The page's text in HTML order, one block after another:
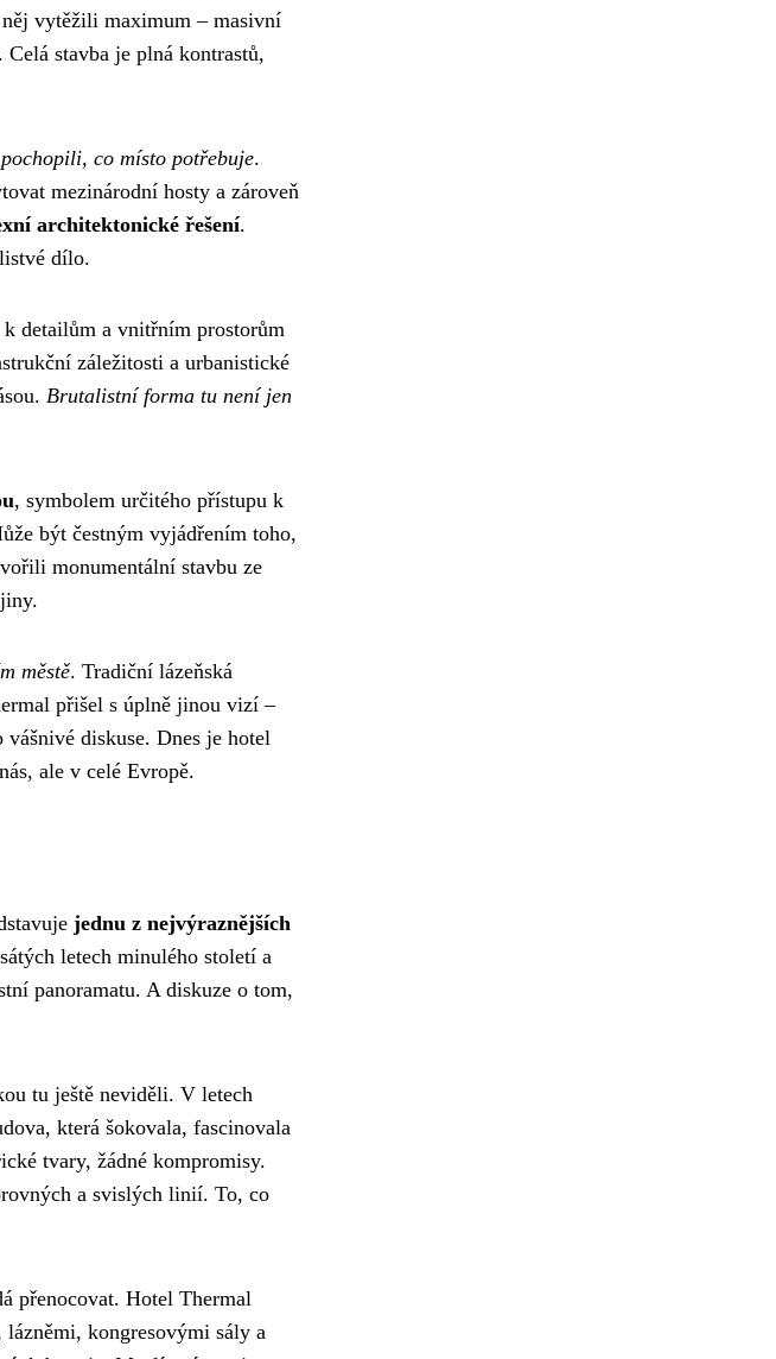
vytěžili maximum – masivní
stavba je plná kontrastů,
co místo potřebuje.
mezinárodní hosty a zároveň
architektonické řešení.
dílo.
detailům a vnitřním prostorům
záležitosti a urbanistické
Brutalistní forma tu není jen
, symbolem určitého přístupu k
být čestným vyjádřením toho,
monumentální stavbu ze
městě. Tradiční lázeňská
přišel s úplně jinou vizí –
diskuse. Dnes je hotel
ale v celé Evropě.
jednu z nejvýraznějších
letech minulého století a
panoramatu. A diskuze o tom,
tu ještě neviděli. V letech
která šokovala, fascinovala
tvary, žádné kompromisy.
a svislých linií. To, co
přenocovat. Hotel Thermal
lázněmi, kongresovými sály a